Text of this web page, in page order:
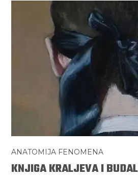
ANATOMIJA FENOMENA
KNJIGA KRALJEVA I